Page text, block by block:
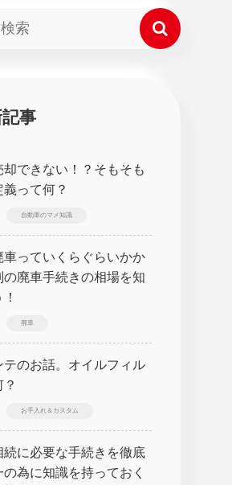
事
却できない！？そもそも
って何？
自動車のマメ知識
車っていくらぐらいかか
の廃車手続きの相場を知
廃車
テのお話。オイルフィル
お手入れ＆カスタム
続に必要な手続きを徹底
為に知識を持っておく